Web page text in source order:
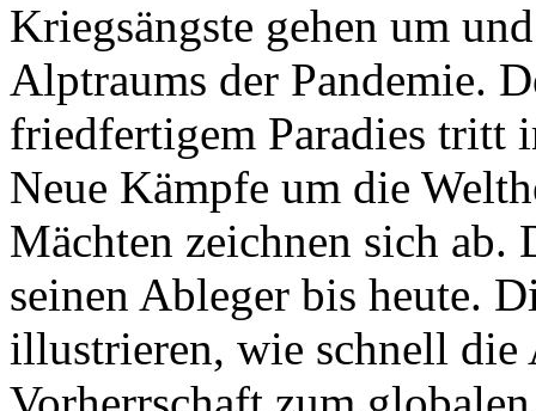
Kriegsängste gehen um
Alptraums der Pandemie.
friedfertigem Paradies tritt
Neue Kämpfe um die
Mächten zeichnen sich
seinen Ableger bis heute.
illustrieren, wie schnell die